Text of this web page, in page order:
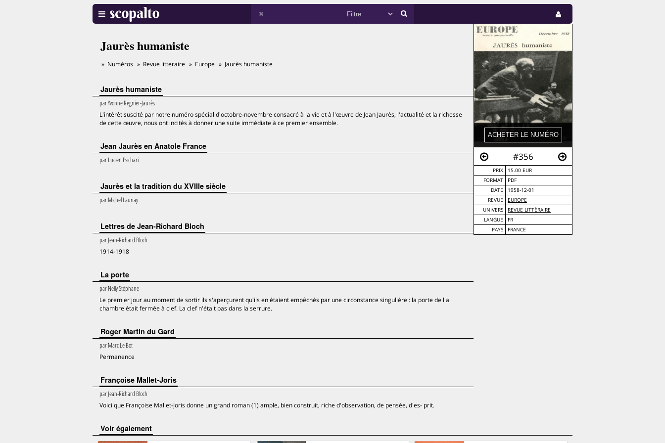
#356
PRIX
15.00 EUR
FORMAT
PDF
DATE
1958-12-01
REVUE
EUROPE
UNIVERS
REVUE LITTÉRAIRE
LANGUE
FR
PAYS
FRANCE
Jaurès humaniste
Numéros Revue litteraire Europe Jaurès humaniste
Jaurès humaniste
parYvonne Regnier-Jaurès
L'intérêt suscité par notre numéro spécial d'octobre-novembre consacré à la vie et à l'œuvre de Jean Jaurès, l'actualité et la richesse
de cette œuvre, nous ont incités à donner une suite immédiate à ce premier ensemble.
Jean Jaurès en Anatole France
parLucien Psichari
Jaurès et la tradition du XVIIIe siècle
parMichel Launay
Lettres de Jean-Richard Bloch
parJean-Richard Bloch
1914-1918
La porte
parNelly Stéphane
Le premier jour au moment de sortir ils s'aperçurent qu'ils en étaient empêchés par une circonstance singulière : la porte de l a
chambre était fermée à clef. La clef n'était pas dans la serrure.
Roger Martin du Gard
parMarc Le Bot
Permanence
Françoise Mallet-Joris
parJean-Richard Bloch
Voici que Françoise Mallet-Joris donne un grand roman (1) ample, bien construit, riche d'observation, de pensée, d'es- prit.
voir également